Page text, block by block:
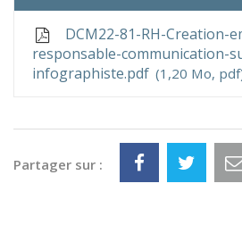
DCM22-81-RH-Creation-
responsable-communication-
infographiste.pdf
1,20 Mo, pdf
Partager sur :